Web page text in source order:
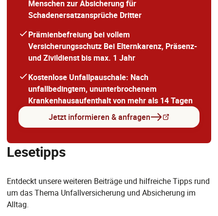
Menschen zur Absicherung für
Schadenersatzansprüche Dritter
Prämienbefreiung bei vollem
Versicherungsschutz Bei Elternkarenz, Präsenz-
und Zivildienst bis max. 1 Jahr
Kostenlose Unfallpauschale: Nach
unfallbedingtem, ununterbrochenem
Krankenhausaufenthalt von mehr als 14 Tagen
Jetzt informieren & anfragen
Lesetipps
Entdeckt unsere weiteren Beiträge und hilfreiche Tipps rund
um das Thema Unfallversicherung und Absicherung im
Alltag.